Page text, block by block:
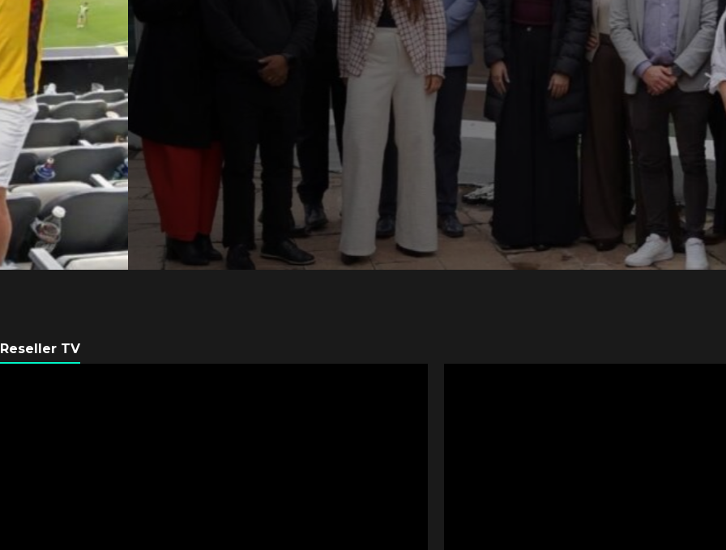
Axis Communications
Argentina se fortalece
con nueva sede
REDACCIÓN LATAM
Reseller TV